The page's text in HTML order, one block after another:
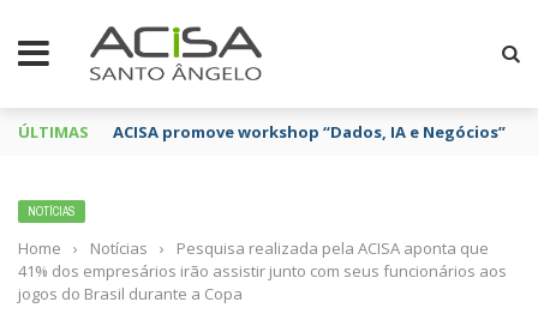
ÚLTIMAS ACISA promove workshop “Dados, IA e Negócios”
NOTÍCIAS
Home › Notícias ›
Pesquisa realizada pela ACISA aponta que
41% dos empresários irão assistir junto com seus funcionários aos
jogos do Brasil durante a Copa